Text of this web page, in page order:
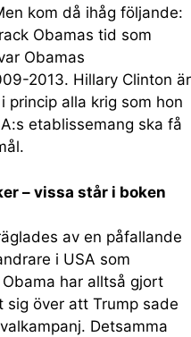
kom då ihåg följande:
Obamas tid som
Obamas
2013. Hillary Clinton är
princip alla krig som hon
etablissemang ska få
– vissa står i boken
av en påfallande
i USA som
har alltså gjort
över att Trump sade
Detsamma